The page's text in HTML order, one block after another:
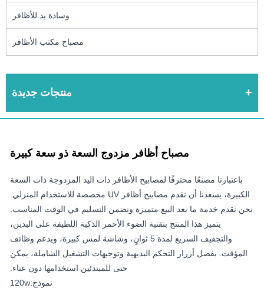
وسادة يد للأظافر
مصباح مكتب الأظافر
منتجات جديدة
مصباح أظافر مزدوج السعة ذو سعة كبيرة
باعتبارنا مصنعًا محترفًا لمصابيح الأظافر ذات اليد المزدوجة ذات السعة
الكبيرة، يسعدنا أن نقدم مصابيح أظافر UV مخصصة للاستخدام المنزلي.
نحن نقدم خدمة ما بعد البيع متميزة ونضمن التسليم في الوقت المناسب.
يتميز هذا المنتج بتقنية الضوء الأحمر الذكية اللطيفة على اليدين،
والتجفيف السريع لمدة 5 ثوانٍ، وشاشة لمس كبيرة، ويدعم وظائف
المؤقت. بفضل أزرار التحكم البديهية وتوجيهات التشغيل الشاملة، يمكن
حتى للمبتدئين استخدامها دون عناء.
نموذج:120w